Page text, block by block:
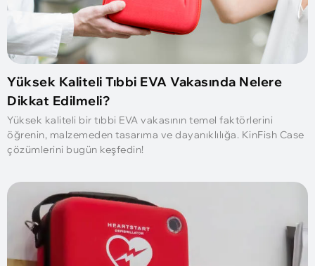
Yüksek Kaliteli Tıbbi EVA Vakasında Nelere
Dikkat Edilmeli?
Yüksek kaliteli bir tıbbi EVA vakasının temel faktörlerini
öğrenin, malzemeden tasarıma ve dayanıklılığa. KinFish Case
çözümlerini bugün keşfedin!